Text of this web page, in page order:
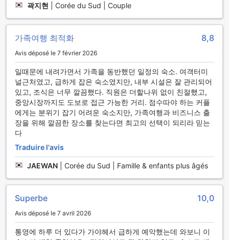
곽지현 Corée du Sud | Couple
가족여행 최적화 8,8
Avis déposé le 7 février 2026
일때문에 내려가면서 가족을 동반했던 일정의 숙소. 여객터미
널근처였고, 급하게 잡은 숙소였지만, 내부 시설은 잘 관리되어
있고, 조식은 너무 깔끔했다. 직원은 더할나위 없이 친절했고,
중앙시장까지도 도보로 접근 가능한 거리. 점수따야 하는 커플
에게는 분위기 잡기 어려운 숙소지만, 가족여행과 비즈니스 출
장을 위해 깔끔한 장소를 찾는다면 최고의 선택이 되리라 믿는
다
Traduire l'avis
JAEWAN Corée du Sud | Famille & enfants plus âgés
Superbe 10,0
Avis déposé le 7 avril 2026
통영에 하루 더 있다가 가야헤서 급하게 예악했는데 와보니 이